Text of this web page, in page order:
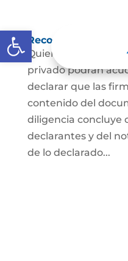
Abrir barra de
Reconocimiento
Quienes hayan
privado podrán
declarar que las
contenido del
diligencia concluye
declarantes y del
de lo declarado...